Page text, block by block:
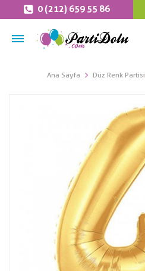
0 (212) 659 55 86
Ana Sayfa Düz Renk Partisi